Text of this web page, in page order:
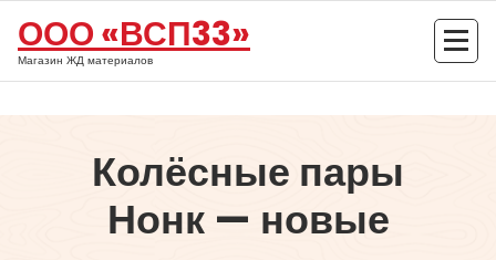
содержимому
ООО «ВСП33»
Магазин ЖД материалов
Колёсные пары
Нонк — новые